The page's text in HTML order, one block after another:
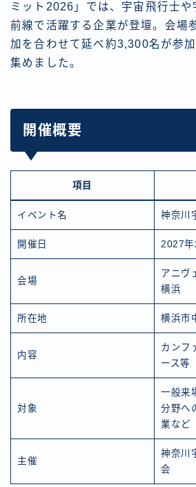
ミット2026」では、宇宙飛行士や
前線で活躍する企業が登壇。会場
加を合わせて延べ約3,300名が参
集めました。
開催概要
項目
イベント名 神奈川
開催日 2027年
会場
アニヴ
横浜
所在地 横浜市
内容
カンフ
ース等
対象
一般来
分野へ
業など
主催
神奈川
会